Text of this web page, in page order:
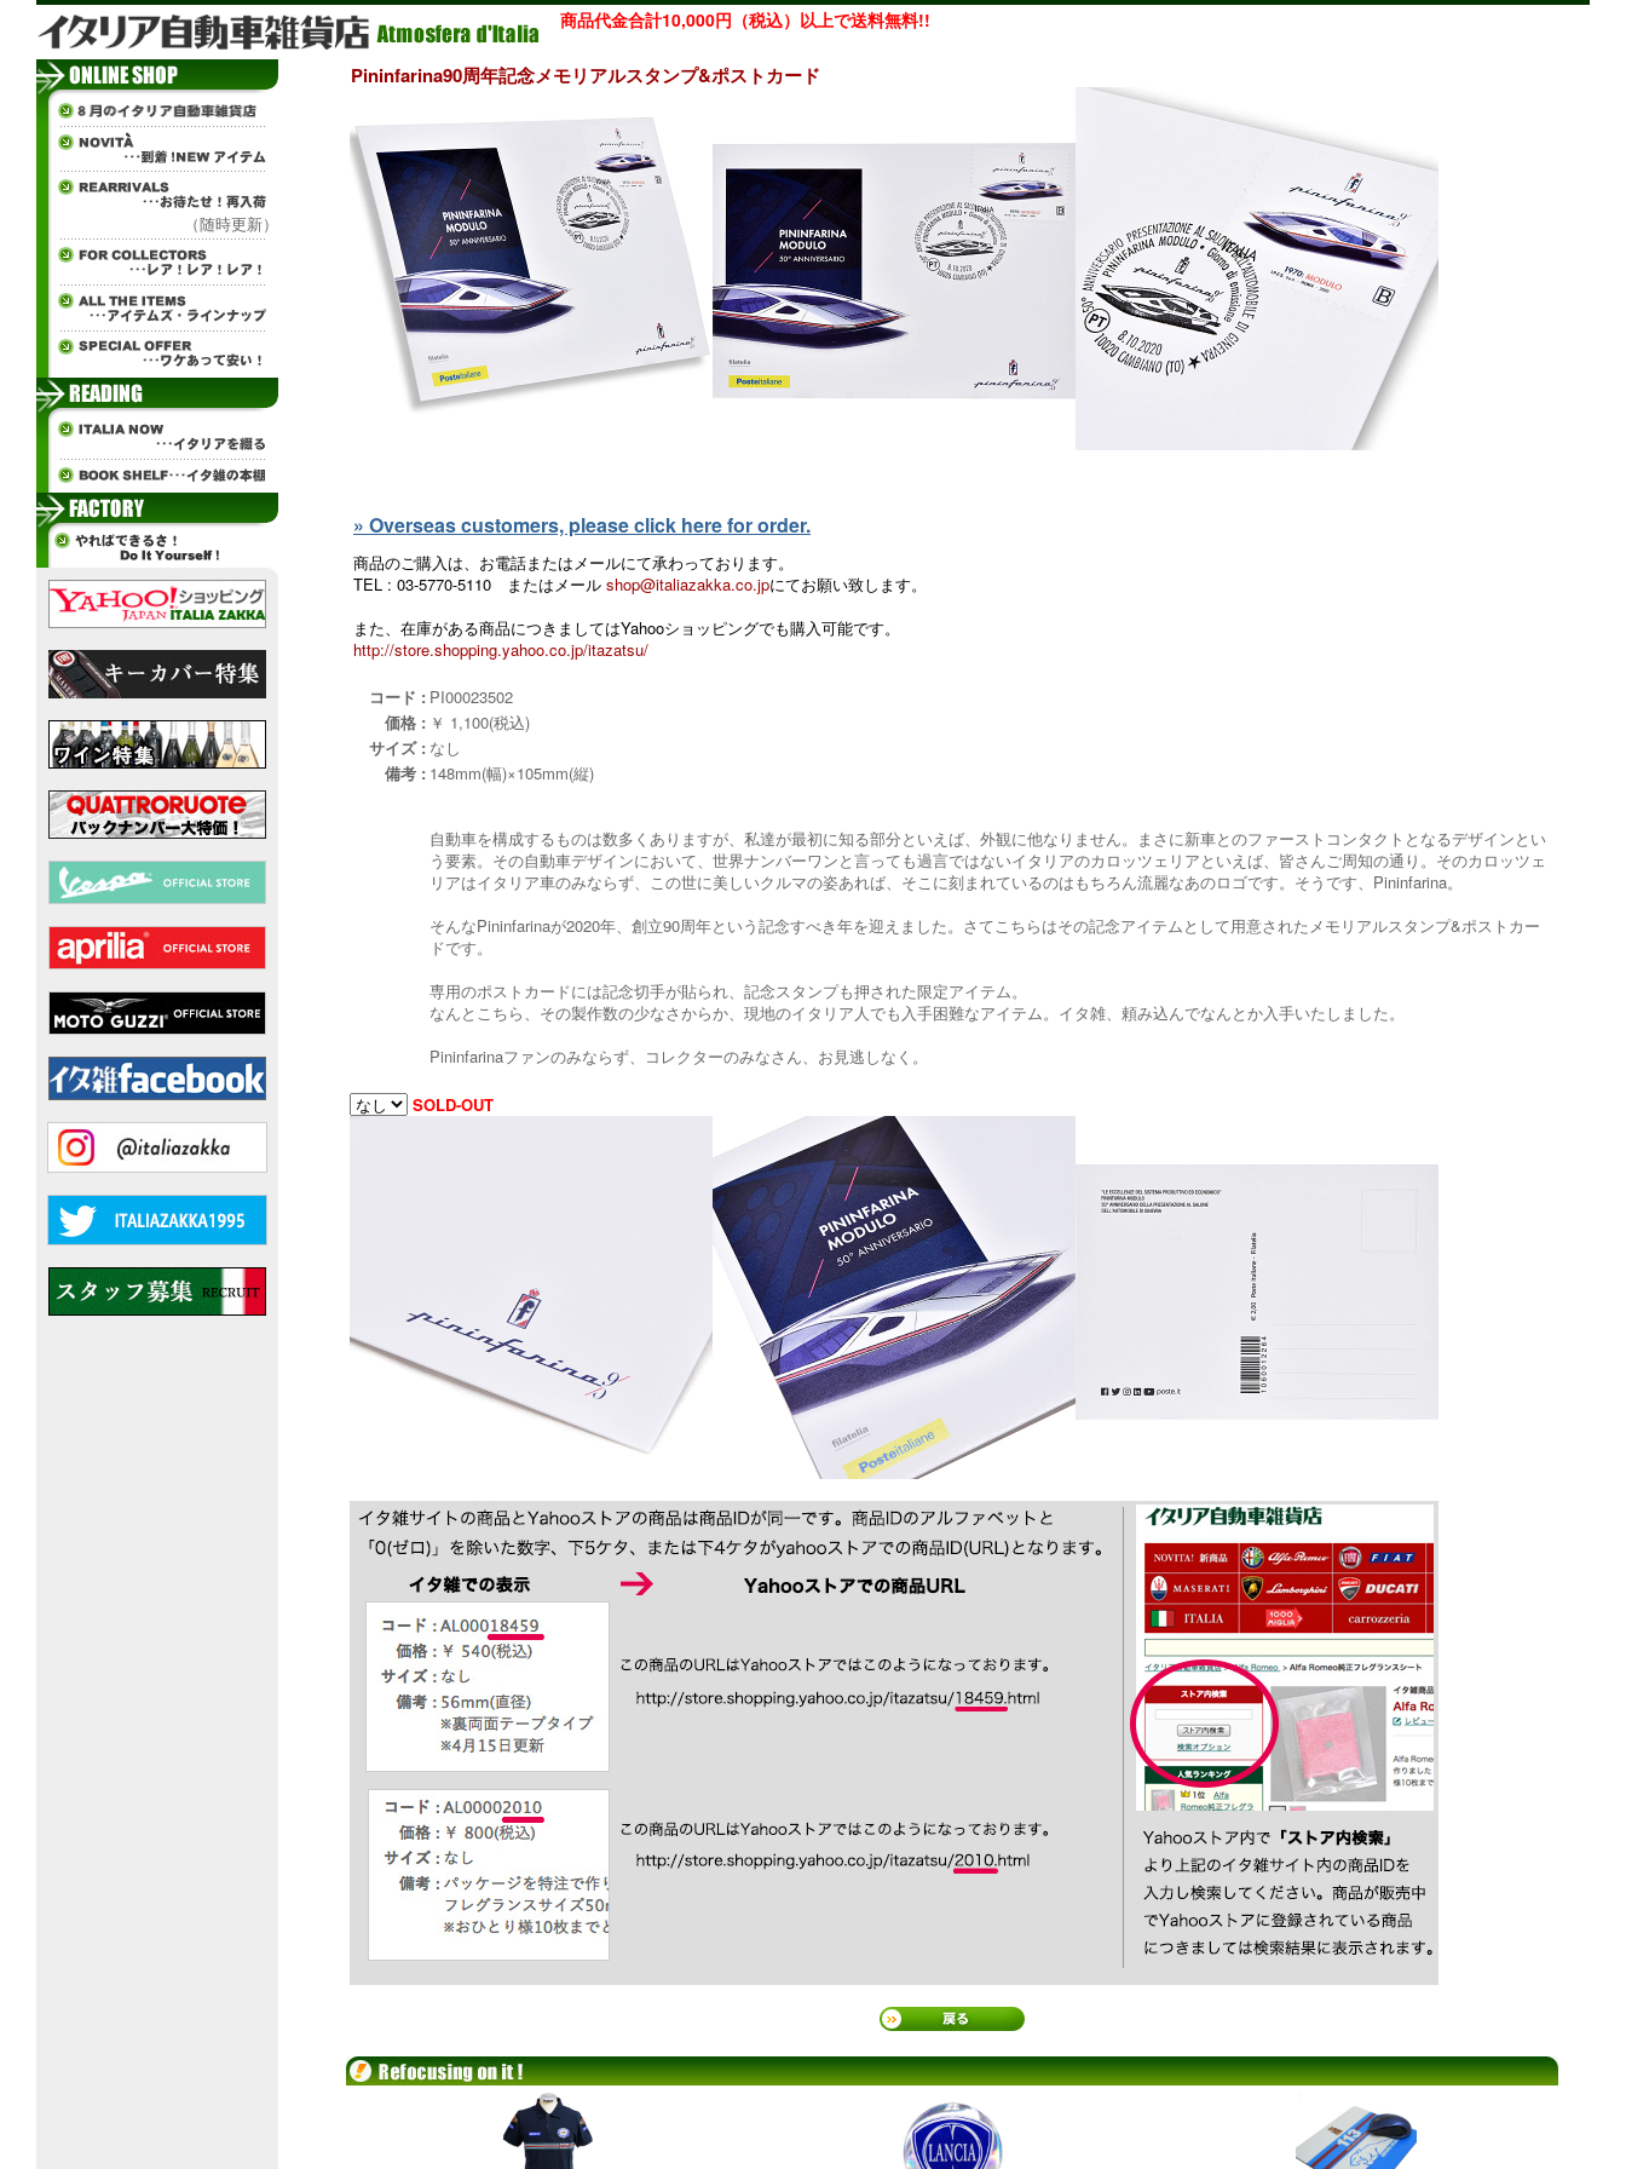
商品代金合計10,000円（税込）以上で送料無料!!
（随時更新）
Pininfarina90周年記念メモリアルスタンプ&ポストカード
» Overseas customers, please click here for order.
商品のご購入は、お電話またはメールにて承わっております。
TEL : 03-5770-5110 またはメール shop@italiazakka.co.jpにてお願い致します。
また、在庫がある商品につきましてはYahooショッピングでも購入可能です。
http://store.shopping.yahoo.co.jp/itazatsu/
コード : PI00023502
価格 : ￥ 1,100(税込)
サイズ : なし
備考 : 148mm(幅)×105mm(縦)
自動車を構成するものは数多くありますが、私達が最初に知る部分といえば、外観に他なりません。まさに新車とのファーストコンタクトとなるデザインとい
う要素。その自動車デザインにおいて、世界ナンバーワンと言っても過言ではないイタリアのカロッツェリアといえば、皆さんご周知の通り。そのカロッツェ
リアはイタリア車のみならず、この世に美しいクルマの姿あれば、そこに刻まれているのはもちろん流麗なあのロゴです。そうです、Pininfarina。
そんなPininfarinaが2020年、創立90周年という記念すべき年を迎えました。さてこちらはその記念アイテムとして用意されたメモリアルスタンプ&ポストカー
ドです。
専用のポストカードには記念切手が貼られ、記念スタンプも押された限定アイテム。
なんとこちら、その製作数の少なさからか、現地のイタリア人でも入手困難なアイテム。イタ雑、頼み込んでなんとか入手いたしました。
Pininfarinaファンのみならず、コレクターのみなさん、お見逃しなく。
SOLD-OUT